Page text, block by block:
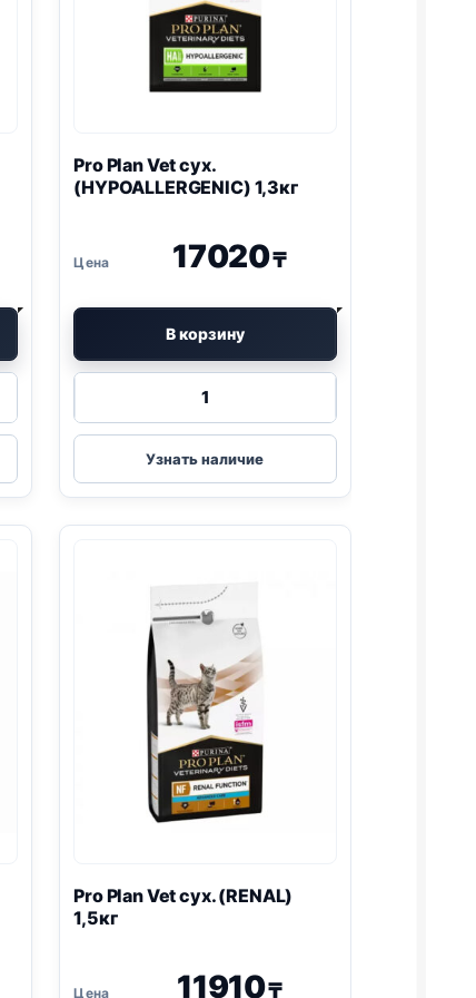
Pro PlanVet сух.
(HYPOALLERGENIC) 1,3кг
17020₸
В корзину
товара
Pro
Plan
сух.
(HYPOALLERGENIC
Узнать наличие
Pro PlanVet сух. (RENAL)
1,5кг
11910₸